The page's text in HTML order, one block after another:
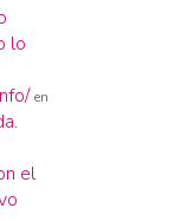
lo
en
el